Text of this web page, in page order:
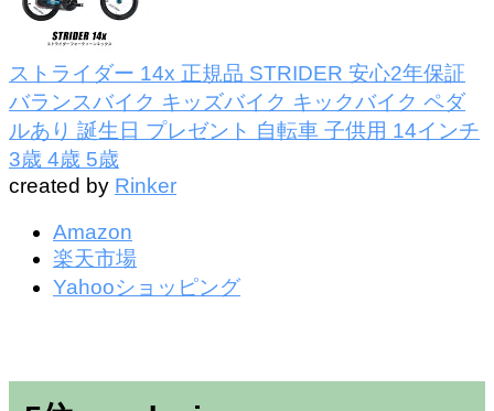
ストライダー 14x 正規品 STRIDER 安心2年保証
バランスバイク キッズバイク キックバイク ペダ
ルあり 誕生日 プレゼント 自転車 子供用 14インチ
3歳 4歳 5歳
created by Rinker
Amazon
楽天市場
Yahooショッピング